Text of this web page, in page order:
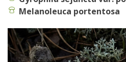
Melanoleuca portentosa